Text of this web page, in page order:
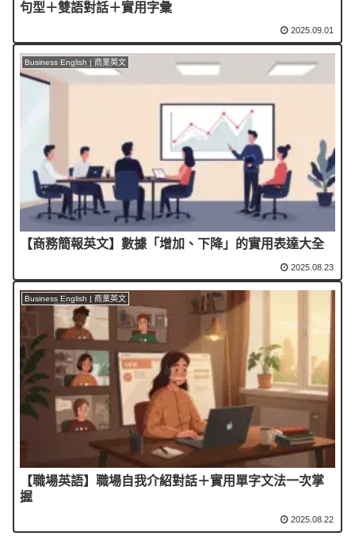
句型＋雙語對話＋實用字彙
2025.09.01
Business English | 商業英文
【商務簡報英文】數據「增加、下降」的實用表達大全
2025.08.23
Business English | 商業英文
【職場英語】職場自我介紹對話＋實用單字文法一次掌
握
2025.08.22